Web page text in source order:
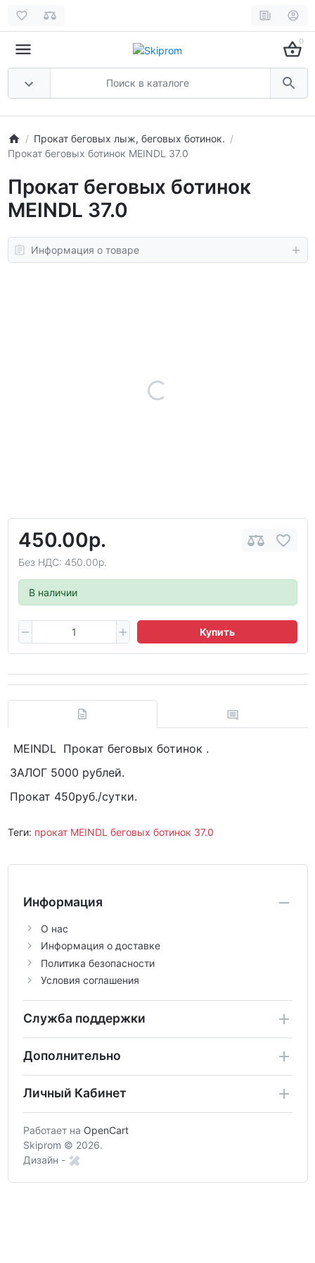
0
Прокат беговых лыж, беговых ботинок.
Прокат беговых ботинок MEINDL 37.0
Прокат беговых ботинок
MEINDL 37.0
Информация о товаре
450.00р.
Без НДС: 450.00р.
В наличии
Купить
MEINDL Прокат беговых ботинок .
ЗАЛОГ 5000 рублей.
Прокат 450руб./сутки.
Теги: прокат MEINDL беговых ботинок 37.0
Информация
О нас
Информация о доставке
Политика безопасности
Условия соглашения
Служба поддержки
Дополнительно
Личный Кабинет
Работает на OpenCart
Skiprom © 2026.
Дизайн -